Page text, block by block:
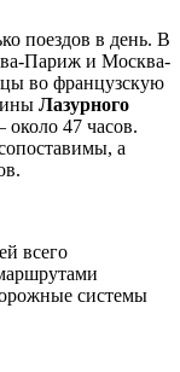
поездов в день. В
Париж и Москва-
во французскую
Лазурного
47 часов.
а
всего
системы